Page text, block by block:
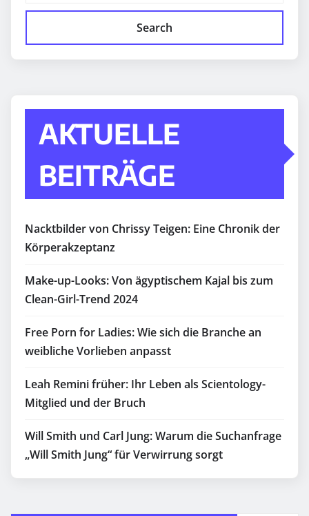
Search
AKTUELLE
BEITRÄGE
Nacktbilder von Chrissy Teigen: Eine Chronik der
Körperakzeptanz
Make-up-Looks: Von ägyptischem Kajal bis zum
Clean-Girl-Trend 2024
Free Porn for Ladies: Wie sich die Branche an
weibliche Vorlieben anpasst
Leah Remini früher: Ihr Leben als Scientology-
Mitglied und der Bruch
Will Smith und Carl Jung: Warum die Suchanfrage
„Will Smith Jung“ für Verwirrung sorgt